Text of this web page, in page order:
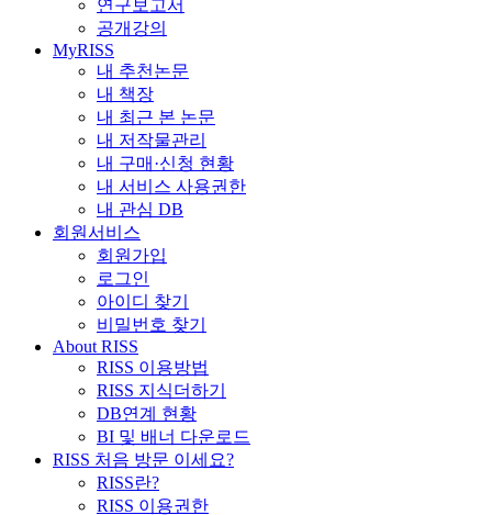
연구보고서
공개강의
MyRISS
내 추천논문
내 책장
내 최근 본 논문
내 저작물관리
내 구매·신청 현황
내 서비스 사용권한
내 관심 DB
회원서비스
회원가입
로그인
아이디 찾기
비밀번호 찾기
About RISS
RISS 이용방법
RISS 지식더하기
DB연계 현황
BI 및 배너 다운로드
RISS 처음 방문 이세요?
RISS란?
RISS 이용권한